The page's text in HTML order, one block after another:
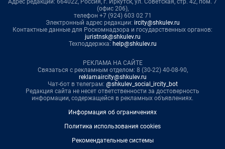
Адрес редакции: 664022, Россия, г. Иркутск, ул. Советская, стр. 42, пом. 7
(офис 206),
телефон +7 (924) 603 02 71
Электронный адрес редакции: ircity@shkulev.ru
Контактные данные для Роскомнадзора и государственных органов:
juristnsk@shkulev.ru
Техподдержка: help@shkulev.ru
РЕКЛАМА НА САЙТЕ
Связаться с рекламным отделом: 8 (30-22) 40-08-90,
reklamaircity@shkulev.ru
Чат-бот в телеграм: @shkulev_social_ircity_bot
Редакция сайта не несет ответственности за достоверность
информации, содержащейся в рекламных объявлениях.
Информация об ограничениях
Политика использования cookies
Рекомендательные системы